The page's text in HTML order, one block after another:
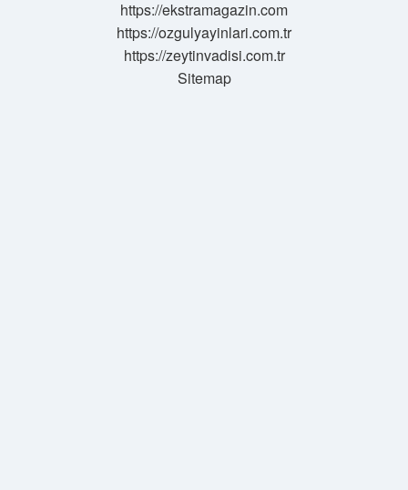
https://ekstramagazin.com
https://ozgulyayinlari.com.tr
https://zeytinvadisi.com.tr
Sitemap